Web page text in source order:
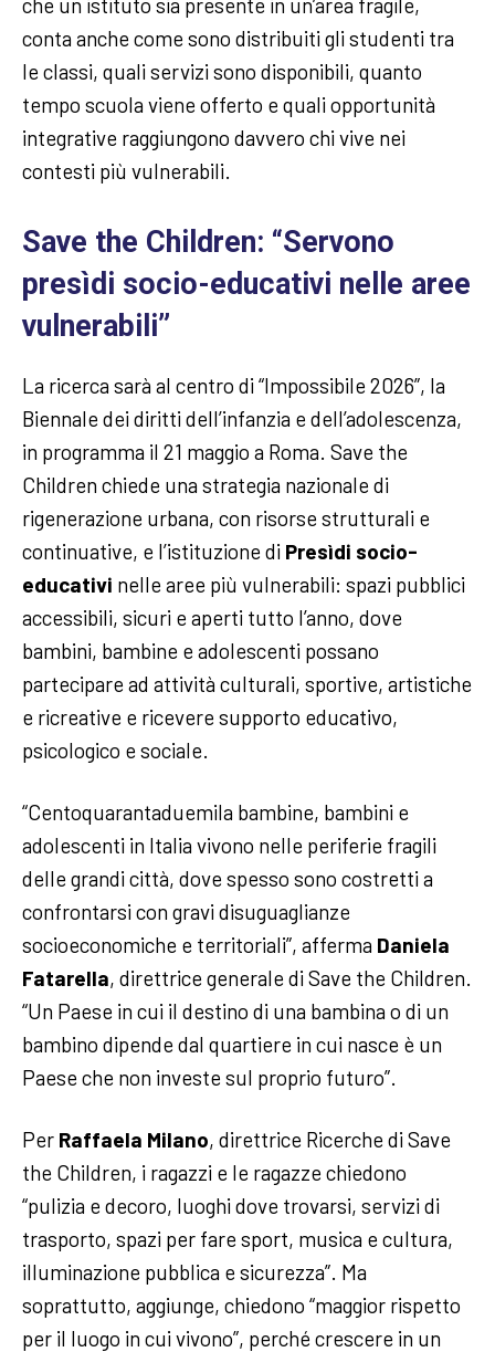
conta anche come sono distribuiti gli studenti tra
le classi, quali servizi sono disponibili, quanto
tempo scuola viene offerto e quali opportunità
integrative raggiungono davvero chi vive nei
contesti più vulnerabili.
Save the Children: “Servono
presìdi socio-educativi nelle aree
vulnerabili”
La ricerca sarà al centro di “Impossibile 2026”, la
Biennale dei diritti dell’infanzia e dell’adolescenza,
in programma il 21 maggio a Roma. Save the
Children chiede una strategia nazionale di
rigenerazione urbana, con risorse strutturali e
continuative, e l’istituzione di Presìdi socio-
educativi nelle aree più vulnerabili: spazi pubblici
accessibili, sicuri e aperti tutto l’anno, dove
bambini, bambine e adolescenti possano
partecipare ad attività culturali, sportive, artistiche
e ricreative e ricevere supporto educativo,
psicologico e sociale.
“Centoquarantaduemila bambine, bambini e
adolescenti in Italia vivono nelle periferie fragili
delle grandi città, dove spesso sono costretti a
confrontarsi con gravi disuguaglianze
socioeconomiche e territoriali”, afferma Daniela
Fatarella, direttrice generale di Save the Children.
“Un Paese in cui il destino di una bambina o di un
bambino dipende dal quartiere in cui nasce è un
Paese che non investe sul proprio futuro”.
Per Raffaela Milano, direttrice Ricerche di Save
the Children, i ragazzi e le ragazze chiedono
“pulizia e decoro, luoghi dove trovarsi, servizi di
trasporto, spazi per fare sport, musica e cultura,
illuminazione pubblica e sicurezza”. Ma
soprattutto, aggiunge, chiedono “maggior rispetto
per il luogo in cui vivono”, perché crescere in un